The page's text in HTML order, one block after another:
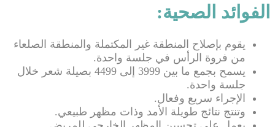
الفوائد الصحية:
يقوم بإصلاح المنطقة غير المكتملة والمنطقة الصلعاء
من فروة الرأس في جلسة واحدة.
يسمح بجمع ما بين 3999 إلى 4499 بصيلة شعر خلال
جلسة واحدة.
الإجراء سريع وفعال.
وتنتج نتائج طويلة الأمد وذات مظهر طبيعي.